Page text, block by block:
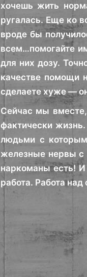
хочешь жить
ругалась. Еще ко
вроде бы
всем…помогайте
для них дозу.
качестве помощи
сделаете хуже —
Сейчас мы вместе,
фактически
людьми с
железные нервы с
наркоманы есть!
работа. Работа